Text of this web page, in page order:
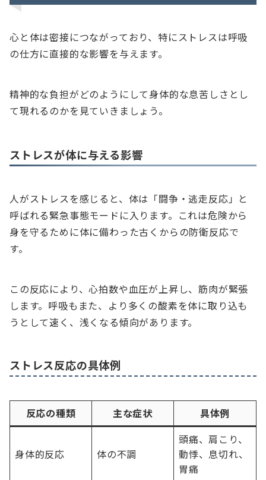
心と体は密接につながっており、特にストレスは呼吸
の仕方に直接的な影響を与えます。
精神的な負担がどのようにして身体的な息苦しさとし
て現れるのかを見ていきましょう。
ストレスが体に与える影響
人がストレスを感じると、体は「闘争・逃走反応」と
呼ばれる緊急事態モードに入ります。これは危険から
身を守るために体に備わった古くからの防衛反応で
す。
この反応により、心拍数や血圧が上昇し、筋肉が緊張
します。呼吸もまた、より多くの酸素を体に取り込も
うとして速く、浅くなる傾向があります。
ストレス反応の具体例
反応の種類 主な症状 具体例
身体的反応 体の不調
頭痛、肩こり、
動悸、息切れ、
胃痛